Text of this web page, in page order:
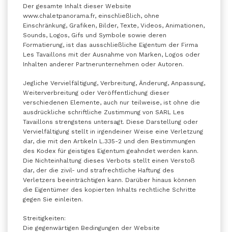
Der gesamte Inhalt dieser Website
www.chaletpanorama.fr, einschließlich, ohne
Einschränkung, Grafiken, Bilder, Texte, Videos, Animationen,
Sounds, Logos, Gifs und Symbole sowie deren
Formatierung, ist das ausschließliche Eigentum der Firma
Les Tavaillons mit der Ausnahme von Marken, Logos oder
Inhalten anderer Partnerunternehmen oder Autoren.
Jegliche Vervielfältigung, Verbreitung, Änderung, Anpassung,
Weiterverbreitung oder Veröffentlichung dieser
verschiedenen Elemente, auch nur teilweise, ist ohne die
ausdrückliche schriftliche Zustimmung von SARL Les
Tavaillons strengstens untersagt. Diese Darstellung oder
Vervielfältigung stellt in irgendeiner Weise eine Verletzung
dar, die mit den Artikeln L.335-2 und den Bestimmungen
des Kodex für geistiges Eigentum geahndet werden kann.
Die Nichteinhaltung dieses Verbots stellt einen Verstoß
dar, der die zivil- und strafrechtliche Haftung des
Verletzers beeinträchtigen kann. Darüber hinaus können
die Eigentümer des kopierten Inhalts rechtliche Schritte
gegen Sie einleiten.
Streitigkeiten:
Die gegenwärtigen Bedingungen der Website